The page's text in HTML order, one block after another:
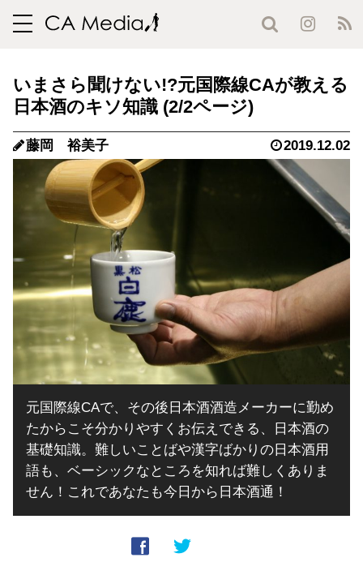
toggle
いまさら聞けない!?元国際線CAが教える
日本酒のキソ知識 (2/2ページ)
藤岡 裕美子 2019.12.02
元国際線CAで、その後日本酒酒造メーカーに勤め
たからこそ分かりやすくお伝えできる、日本酒の
基礎知識。難しいことばや漢字ばかりの日本酒用
語も、ベーシックなところを知れば難しくありま
せん！これであなたも今日から日本酒通！